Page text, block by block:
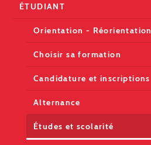
ÉTUDIANT
Orientation - Réorientation
Choisir sa formation
Candidature et inscriptions
Alternance
Études et scolarité